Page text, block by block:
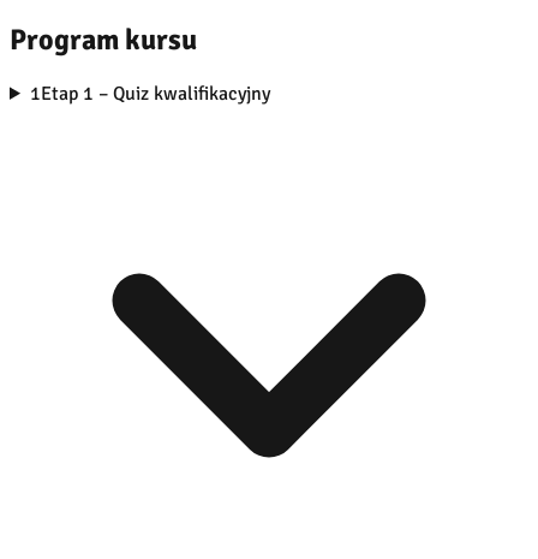
Program kursu
1Etap 1 – Quiz kwalifikacyjny